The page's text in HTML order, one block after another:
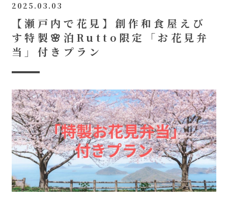
2025.03.03
【瀬戸内で花見】創作和食屋えび
す特製🌸泊Rutto限定「お花見弁
当」付きプラン